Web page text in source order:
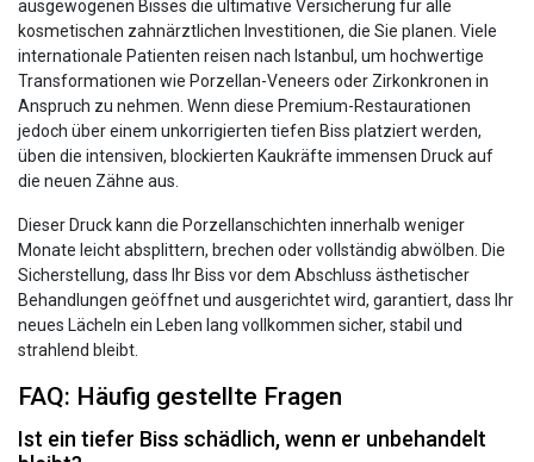
ausgewogenen Bisses die ultimative Versicherung für alle
kosmetischen zahnärztlichen Investitionen, die Sie planen. Viele
internationale Patienten reisen nach Istanbul, um hochwertige
Transformationen wie Porzellan-Veneers oder Zirkonkronen in
Anspruch zu nehmen. Wenn diese Premium-Restaurationen
jedoch über einem unkorrigierten tiefen Biss platziert werden,
üben die intensiven, blockierten Kaukräfte immensen Druck auf
die neuen Zähne aus.
Dieser Druck kann die Porzellanschichten innerhalb weniger
Monate leicht absplittern, brechen oder vollständig abwölben. Die
Sicherstellung, dass Ihr Biss vor dem Abschluss ästhetischer
Behandlungen geöffnet und ausgerichtet wird, garantiert, dass Ihr
neues Lächeln ein Leben lang vollkommen sicher, stabil und
strahlend bleibt.
FAQ: Häufig gestellte Fragen
Ist ein tiefer Biss schädlich, wenn er unbehandelt